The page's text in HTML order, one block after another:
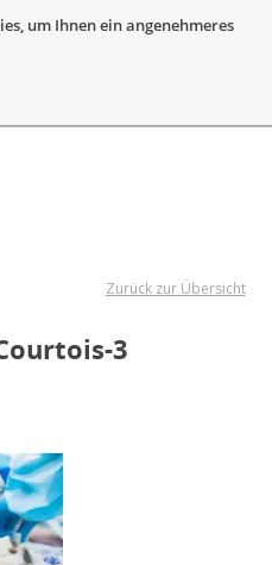
um Ihnen ein angenehmeres
Zurück zur Übersicht
3